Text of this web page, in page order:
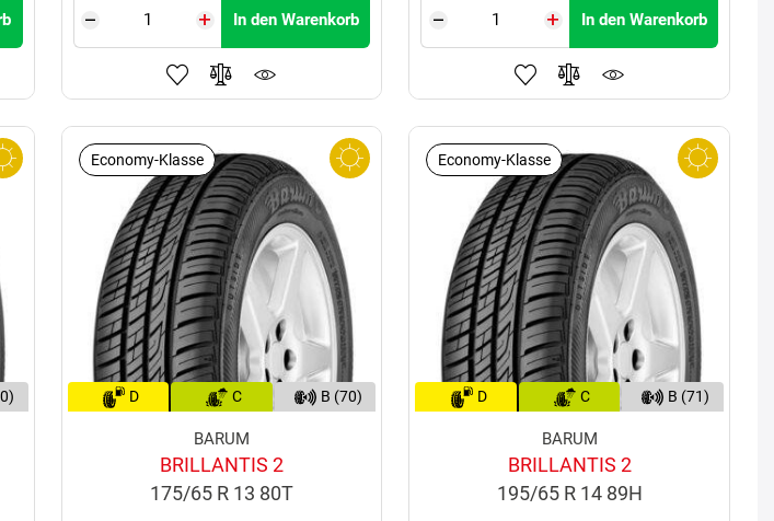
In den Warenkorb In den Warenkorb
Economy-Klasse
D C B (70)
BARUM
BRILLANTIS 2
175/65 R 13 80T
Economy-Klasse
D C B (71)
BARUM
BRILLANTIS 2
195/65 R 14 89H